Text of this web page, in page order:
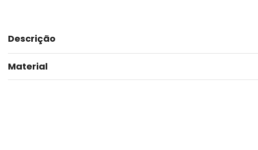
Descrição
Material